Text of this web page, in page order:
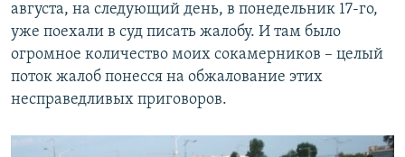
августа, на следующий день, в понедельник 17-го,
уже поехали в суд писать жалобу. И там было
огромное количество моих сокамерников – целый
поток жалоб понесся на обжалование этих
несправедливых приговоров.